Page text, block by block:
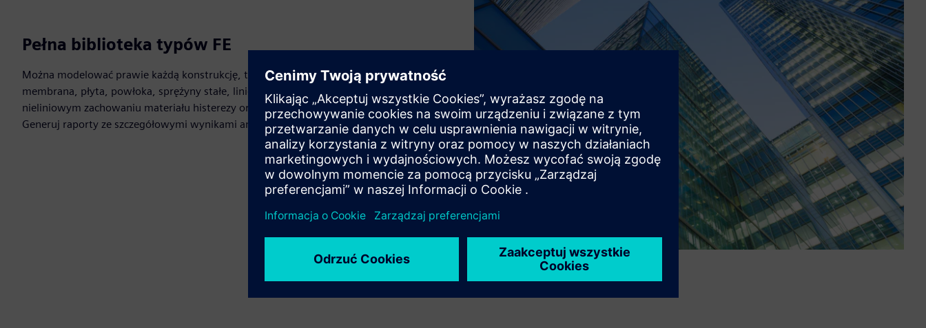
Pełna biblioteka typów FE
Można modelować prawie każdą konstrukcję, taką jak kratownica, kabel, belka,
membrana, płyta, powłoka, sprężyny stałe, liniowe i nieliniowe, wiązki łączące o
nieliniowym zachowaniu materiału histerezy oraz elementy tylko naprężania/ściskania.
Generuj raporty ze szczegółowymi wynikami analizy.